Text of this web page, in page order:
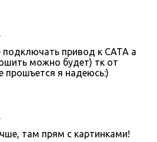
подключать привод к САТА а
можно будет) тк от
прошъется я надеюсь:)
там прям с картинками!